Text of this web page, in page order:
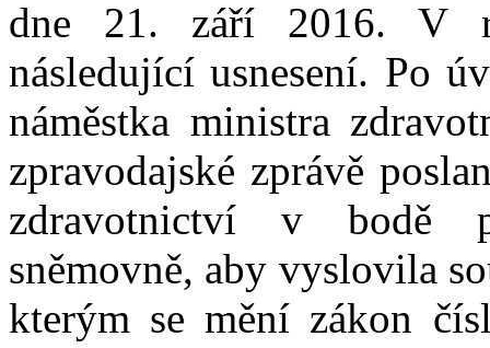
dne 21. září 2016. V
následující usnesení. Po
náměstka ministra
zpravodajské zprávě
zdravotnictví v bodě
sněmovně, aby vyslovila
kterým se mění zákon